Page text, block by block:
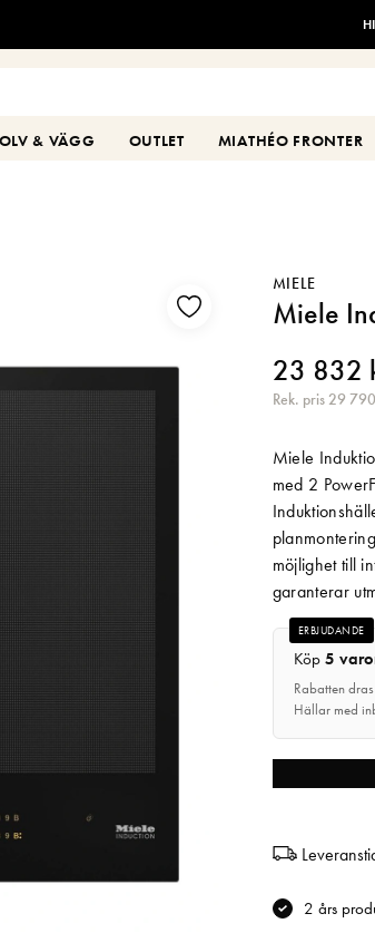
& VÄGG OUTLET MIATHÉO FRONTER
MIELE
Miele
23 832
Rek. pris 29
Miele
med 2
möjlighet till
garanterar
ERBJUDANDE
Köp 5
Rabatten
Hällar med
2 års